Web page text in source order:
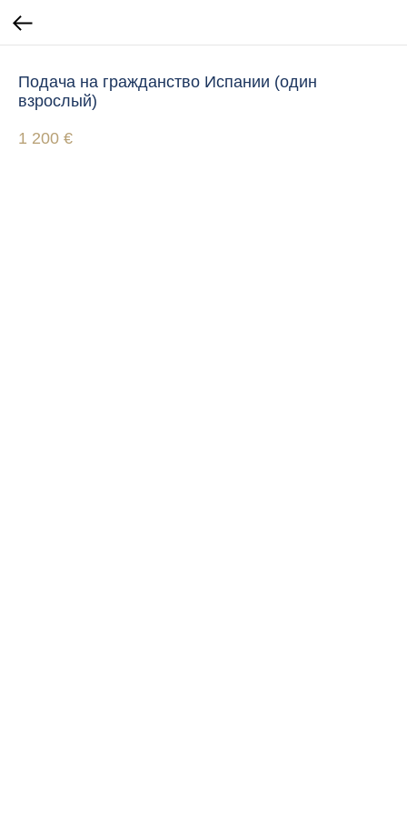
Подача на гражданство Испании (один
взрослый)
1 200 €